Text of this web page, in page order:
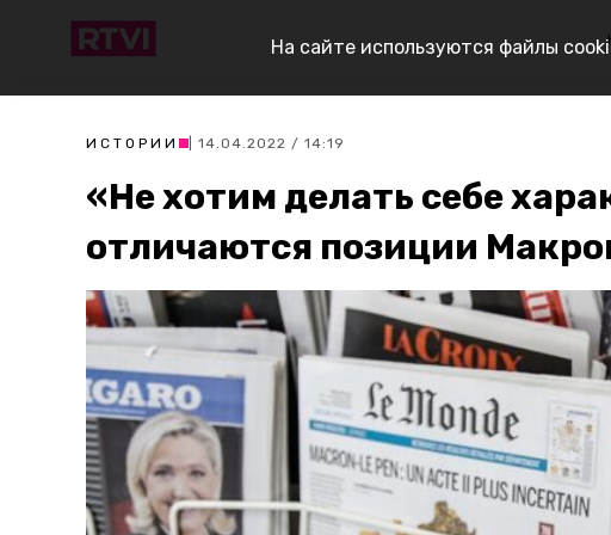
ИСТОРИИ | 14.04.2022 / 14:19
«Не хотим делать себе
отличаются позиции
На сайте используются файлы